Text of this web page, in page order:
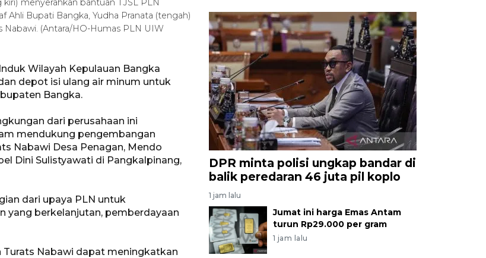
menyerahkan bantuan TJSL PLN
Ahli Bupati Bangka, Yudha Pranata (tengah)
(Antara/HO-Humas PLN UIW
Wilayah Kepulauan Bangka
depot isi ulang air minum untuk
Bangka.
dari perusahaan ini
mendukung pengembangan
Nabawi Desa Penagan, Mendo
Dini Sulistyawati di Pangkalpinang,
dari upaya PLN untuk
yang berkelanjutan, pemberdayaan
Turats Nabawi dapat meningkatkan
DPR minta polisi ungkap bandar di
balik peredaran 46 juta pil koplo
1 jam lalu
Jumat ini harga Emas Antam
turun Rp29.000 per gram
1 jam lalu